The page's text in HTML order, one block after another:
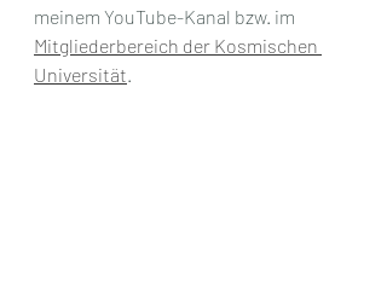
meinem YouTube-Kanal bzw. im
Mitgliederbereich der Kosmischen
Universität